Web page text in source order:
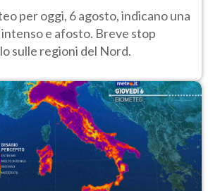
per oggi, 6 agosto, indicano una
e afosto. Breve stop
sulle regioni del Nord.